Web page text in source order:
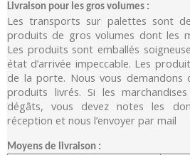
Livraison pour les gros volumes :
Les transports sur palettes sont
produits de gros volumes dont les
Les produits sont emballés
état d’arrivée impeccable. Les
de la porte. Nous vous demandons
produits livrés. Si les
dégâts, vous devez notes les
réception et nous l’envoyer par mail
Moyens de livraison :